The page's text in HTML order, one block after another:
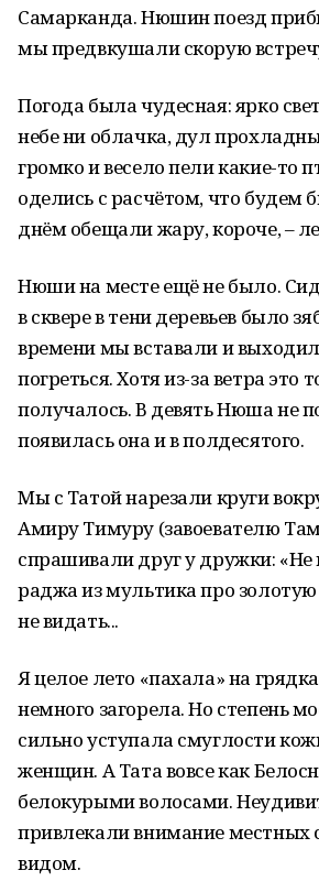
Самарканда. Нюшин поезд
мы предвкушали скорую
Погода была чудесная: ярко
небе ни облачка, дул
громко и весело пели какие-то
оделись с расчётом, что будем
днём обещали жару, короче, –
Нюши на месте ещё не было.
в сквере в тени деревьев было
времени мы вставали и
погреться. Хотя из-за ветра это
получалось. В девять Нюша не
появилась она и в полдесятого.
Мы с Татой нарезали круги
Амиру Тимуру (завоевателю
спрашивали друг у дружки: «Не
раджа из мультика про
не видать...
Я целое лето «пахала» на
немного загорела. Но степень
сильно уступала смуглости
женщин. А Тата вовсе как
белокурыми волосами.
привлекали внимание
видом.